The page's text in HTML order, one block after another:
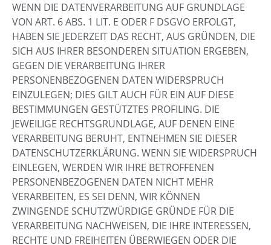
WENN DIE DATENVERARBEITUNG AUF GRUNDLAGE
VON ART. 6 ABS. 1 LIT. E ODER F DSGVO ERFOLGT,
HABEN SIE JEDERZEIT DAS RECHT, AUS GRÜNDEN, DIE
SICH AUS IHRER BESONDEREN SITUATION ERGEBEN,
GEGEN DIE VERARBEITUNG IHRER
PERSONENBEZOGENEN DATEN WIDERSPRUCH
EINZULEGEN; DIES GILT AUCH FÜR EIN AUF DIESE
BESTIMMUNGEN GESTÜTZTES PROFILING. DIE
JEWEILIGE RECHTSGRUNDLAGE, AUF DENEN EINE
VERARBEITUNG BERUHT, ENTNEHMEN SIE DIESER
DATENSCHUTZERKLÄRUNG. WENN SIE WIDERSPRUCH
EINLEGEN, WERDEN WIR IHRE BETROFFENEN
PERSONENBEZOGENEN DATEN NICHT MEHR
VERARBEITEN, ES SEI DENN, WIR KÖNNEN
ZWINGENDE SCHUTZWÜRDIGE GRÜNDE FÜR DIE
VERARBEITUNG NACHWEISEN, DIE IHRE INTERESSEN,
RECHTE UND FREIHEITEN ÜBERWIEGEN ODER DIE